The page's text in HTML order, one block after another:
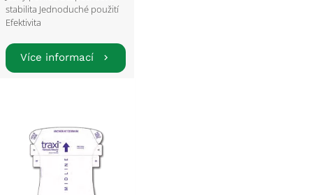
stabilita Jednoduché použití
Efektivita
Více informací